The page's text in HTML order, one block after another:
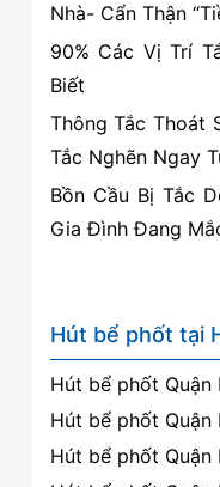
cạnh
tranh
Nhà- Cẩn Thận
90% Các Vị Trí
Biết
Thông Tắc Thoát
Tắc Nghẽn Ngay
Bồn Cầu Bị Tắc
Gia Đình Đang
Hút bể phốt tại
Hút bể phốt Quận
Hút bể phốt Quận
Hút bể phốt Quận